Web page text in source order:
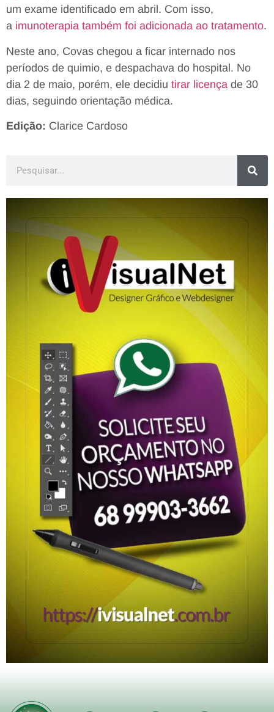
um exame identificado em abril. Com isso,
a imunoterapia também foi adicionada ao tratamento.
Neste ano, Covas chegou a ficar internado nos
períodos de quimio, e despachava do hospital. No
dia 2 de maio, porém, ele decidiu tirar licença de 30
dias, seguindo orientação médica.
Edição: Clarice Cardoso